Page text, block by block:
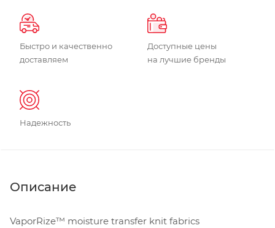
Быстро и качественно
доставляем
Доступные цены
на лучшие бренды
Надежность
Описание
VaporRize™ moisture transfer knit fabrics